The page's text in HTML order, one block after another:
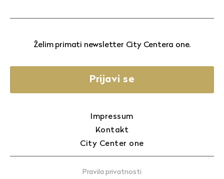
Želim primati newsletter City Centera one.
Prijavi se
Impressum
Kontakt
City Center one
Pravila privatnosti